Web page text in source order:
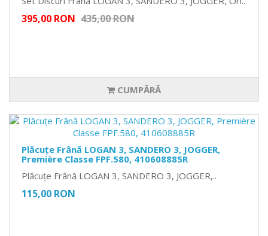
395,00 RON 435,00 RON
CUMPĂRĂ
Plăcuțe Frână LOGAN 3, SANDERO 3, JOGGER,
Première Classe FPF.580, 410608885R
Plăcuțe Frână LOGAN 3, SANDERO 3, JOGGER,..
115,00 RON